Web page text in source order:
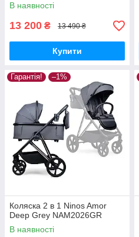
В наявності
13 200 ₴ 13 490 ₴
Купити
Гарантія! –1%
Коляска 2 в 1 Ninos Amor
Deep Grey NAM2026GR
В наявності